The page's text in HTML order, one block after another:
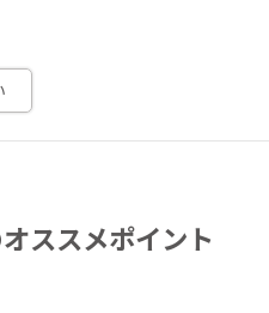
ススメポイント